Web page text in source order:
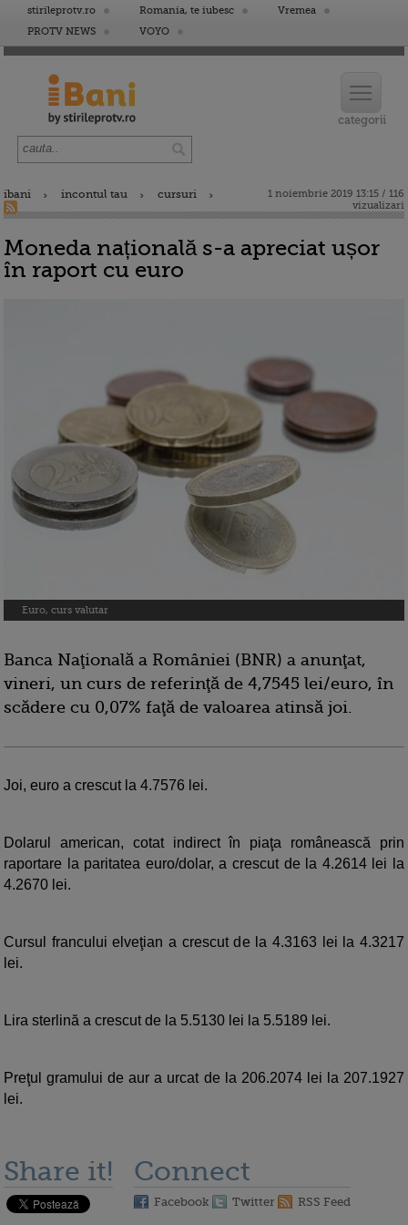
stirileprotv.ro Romania, te iubesc
Vremea
PROTV NEWS
VOYO
ibani incontul tau cursuri
1 noiembrie 2019 13:15 / 116
vizualizari
Moneda națională s-a apreciat ușor
în raport cu euro
Euro, curs valutar
Banca Naţională a României (BNR) a anunţat,
vineri, un curs de referinţă de 4,7545 lei/euro, în
scădere cu 0,07% faţă de valoarea atinsă joi.
Joi, euro a crescut la 4.7576 lei.
Dolarul american, cotat indirect în piaţa românească prin
raportare la paritatea euro/dolar, a crescut de la 4.2614 lei la
4.2670 lei.
Cursul francului elveţian a crescut de la 4.3163 lei la 4.3217
lei.
Lira sterlină a crescut de la 5.5130 lei la 5.5189 lei.
Preţul gramului de aur a urcat de la 206.2074 lei la 207.1927
lei.
Share it! Connect
Facebook Twitter RSS Feed